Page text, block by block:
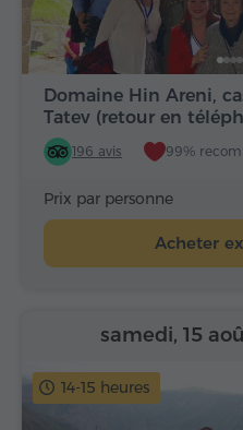
Domaine Hin Areni,
Tatev (retour en
196 avis 99%
Prix par personne
Acheter
14-15 heures
samedi, 15